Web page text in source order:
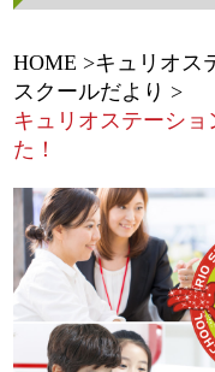
HOME
キュリオス
スクールだより
キュリオステーショ
た！